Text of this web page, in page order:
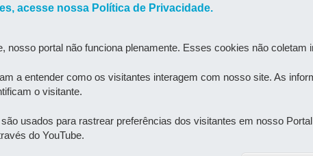
PR
acesse nossa Política de Privacidade.
nosso portal não funciona plenamente. Esses cookies não coletam
a entender como os visitantes interagem com nosso site. As
o visitante.
usados para rastrear preferências dos visitantes em nosso
do YouTube.